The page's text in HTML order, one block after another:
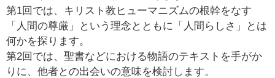
第1回では、キリスト教ヒューマニズムの根幹をなす
「人間の尊厳」という理念とともに「人間らしさ」とは
何かを探ります。
第2回では、聖書などにおける物語のテキストを手がか
りに、他者との出会いの意味を検討します。